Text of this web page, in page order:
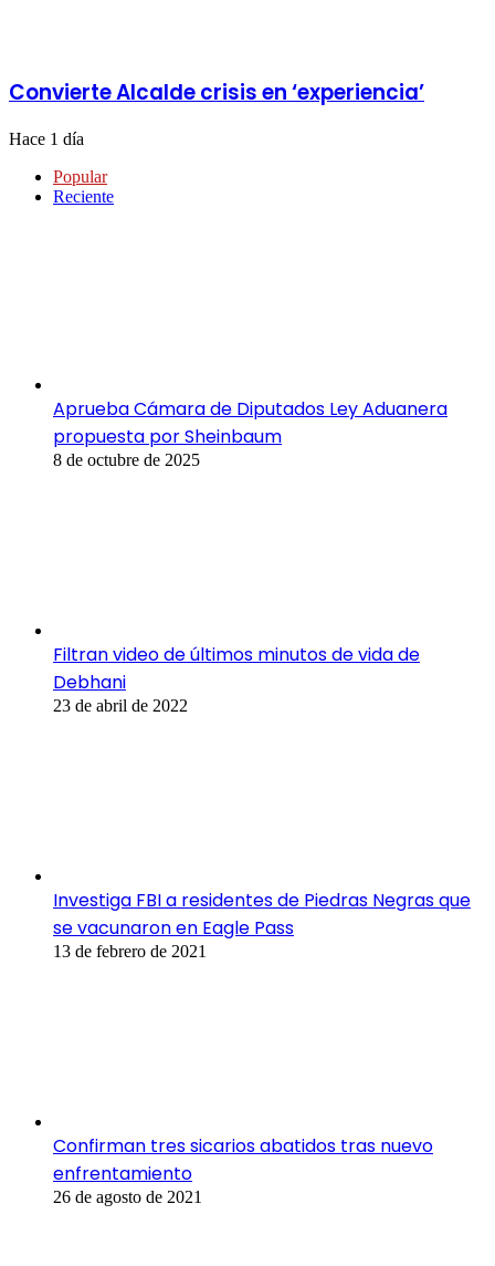
Convierte Alcalde crisis en ‘experiencia’
Hace 1 día
Popular
Reciente
Aprueba Cámara de Diputados Ley Aduanera
propuesta por Sheinbaum
8 de octubre de 2025
Filtran video de últimos minutos de vida de
Debhani
23 de abril de 2022
Investiga FBI a residentes de Piedras Negras que
se vacunaron en Eagle Pass
13 de febrero de 2021
Confirman tres sicarios abatidos tras nuevo
enfrentamiento
26 de agosto de 2021